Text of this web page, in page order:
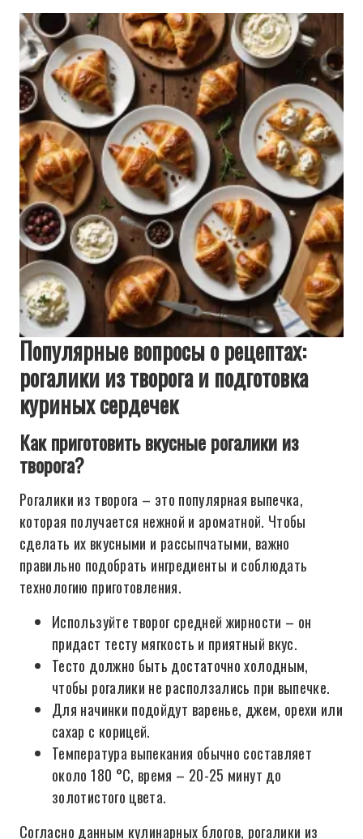
Популярные вопросы о рецептах:
рогалики из творога и подготовка
куриных сердечек
Как приготовить вкусные рогалики из
творога?
Рогалики из творога – это популярная выпечка,
которая получается нежной и ароматной. Чтобы
сделать их вкусными и рассыпчатыми, важно
правильно подобрать ингредиенты и соблюдать
технологию приготовления.
Используйте творог средней жирности – он
придаст тесту мягкость и приятный вкус.
Тесто должно быть достаточно холодным,
чтобы рогалики не расползались при выпечке.
Для начинки подойдут варенье, джем, орехи или
сахар с корицей.
Температура выпекания обычно составляет
около 180 °C, время – 20-25 минут до
золотистого цвета.
Согласно данным кулинарных блогов, рогалики из